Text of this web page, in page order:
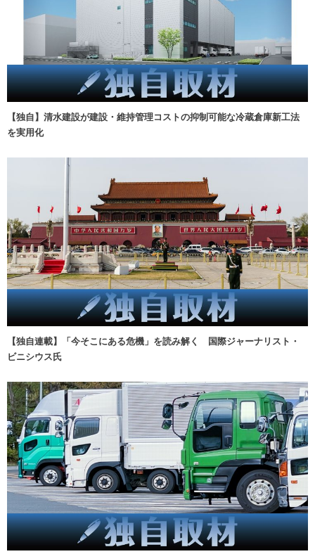
【独自】清水建設が建設・維持管理コストの抑制可能な冷蔵倉庫新工法
を実用化
【独自連載】「今そこにある危機」を読み解く 国際ジャーナリスト・
ビニシウス氏